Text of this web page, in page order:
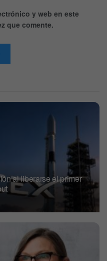
y web en este
que comente.
al liberarse el primer